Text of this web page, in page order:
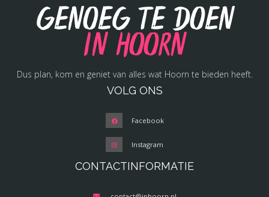
Genoeg te doen
in Hoorn
Dus plan, kom en geniet van alles wat Hoorn te bieden heeft.
VOLG ONS
Facebook
Instagram
CONTACTINFORMATIE